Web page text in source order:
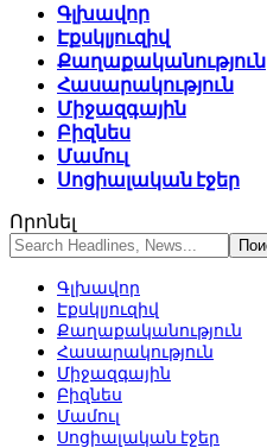
Գլխավոր
Էքսկլյուզիվ
Քաղաքականություն
Հասարակություն
Միջազգային
Բիզնես
Մամուլ
Սոցիալական էջեր
Որոնել
Գլխավոր
Էքսկլյուզիվ
Քաղաքականություն
Հասարակություն
Միջազգային
Բիզնես
Մամուլ
Սոցիալական էջեր